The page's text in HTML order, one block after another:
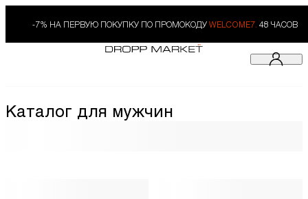
-7% НА ПЕРВУЮ ПОКУПКУ ПО ПРОМОКОДУ WELCOME7. 48 ЧАСОВ
Каталог для мужчин